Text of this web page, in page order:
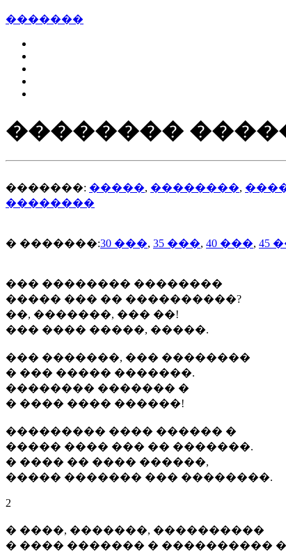
�������
��������
�������: �����, ��������,
��������
� �������:30 ���, 35 ���, 40 ���, 45
��� �������� ��������
����� ��� �� ����������?
��, �������, ��� ��!
��� ���� �����, �����.
��� �������, ��� ��������
� ��� ����� �������.
�������� ������� �
� ���� ���� ������!
��������� ���� ������ �
����� ���� ��� �� �������.
� ���� �� ���� ������,
����� ������� ��� ��������.
2
� ����, �������, ����������
� ���� ������� � ����������